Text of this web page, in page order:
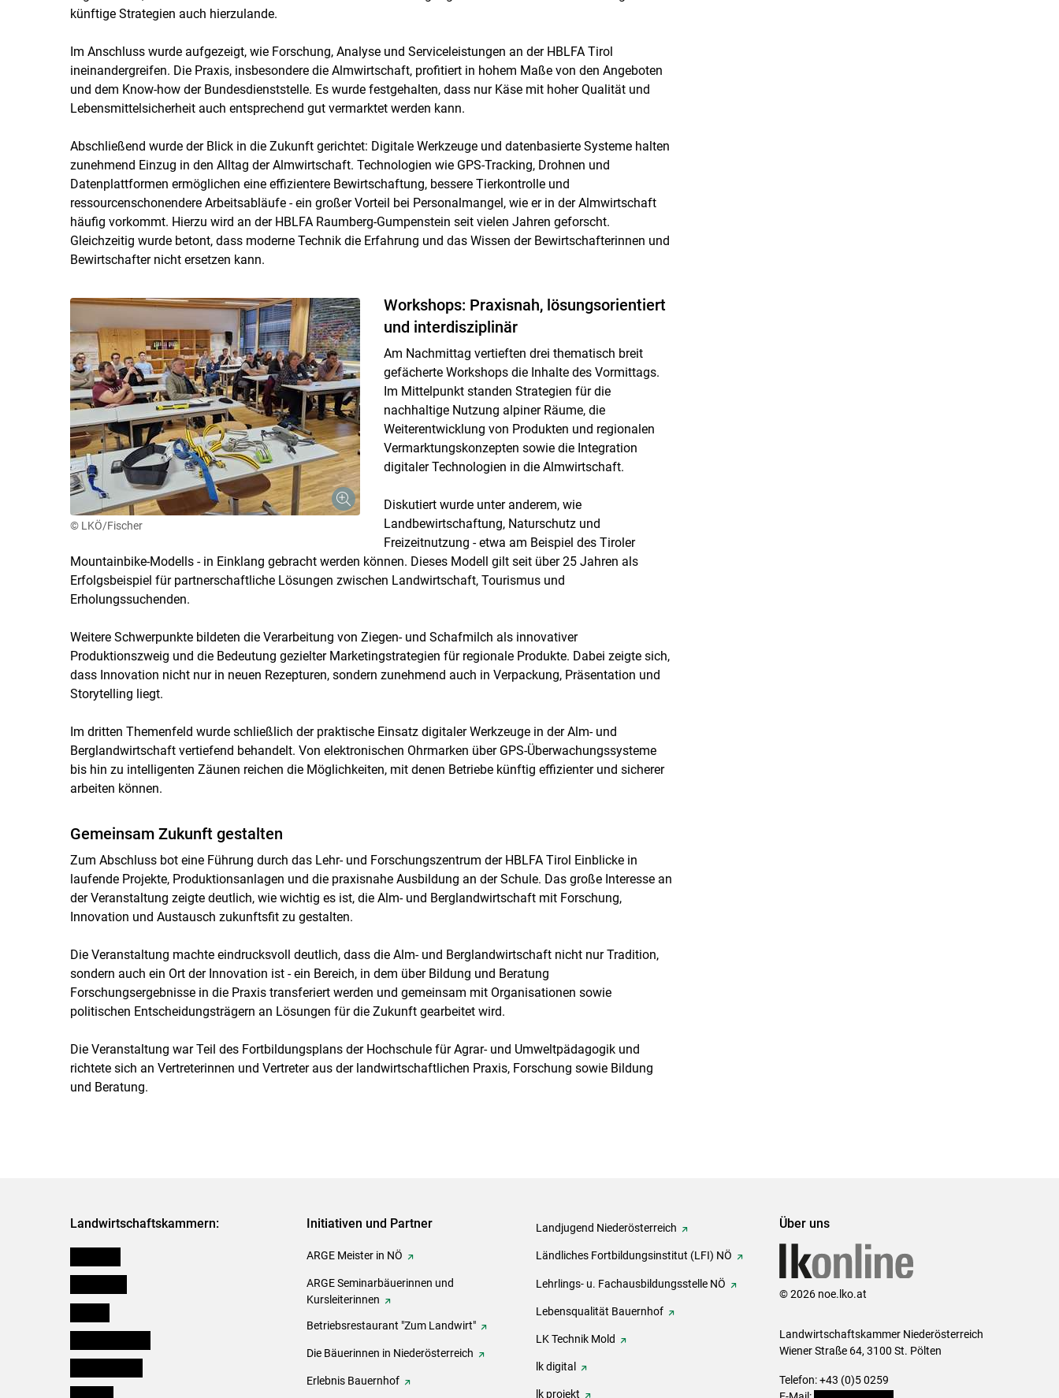
künftige Strategien auch hierzulande.
Im Anschluss wurde aufgezeigt, wie Forschung, Analyse und Serviceleistungen an der HBLFA Tirol
ineinandergreifen. Die Praxis, insbesondere die Almwirtschaft, profitiert in hohem Maße von den Angeboten
und dem Know-how der Bundesdienststelle. Es wurde festgehalten, dass nur Käse mit hoher Qualität und
Lebensmittelsicherheit auch entsprechend gut vermarktet werden kann.
Abschließend wurde der Blick in die Zukunft gerichtet: Digitale Werkzeuge und datenbasierte Systeme halten
zunehmend Einzug in den Alltag der Almwirtschaft. Technologien wie GPS-Tracking, Drohnen und
Datenplattformen ermöglichen eine effizientere Bewirtschaftung, bessere Tierkontrolle und
ressourcenschonendere Arbeitsabläufe - ein großer Vorteil bei Personalmangel, wie er in der Almwirtschaft
häufig vorkommt. Hierzu wird an der HBLFA Raumberg-Gumpenstein seit vielen Jahren geforscht.
Gleichzeitig wurde betont, dass moderne Technik die Erfahrung und das Wissen der Bewirtschafterinnen und
Bewirtschafter nicht ersetzen kann.
© LKÖ/Fischer
Workshops: Praxisnah, lösungsorientiert
und interdisziplinär
Am Nachmittag vertieften drei thematisch breit
gefächerte Workshops die Inhalte des Vormittags.
Im Mittelpunkt standen Strategien für die
nachhaltige Nutzung alpiner Räume, die
Weiterentwicklung von Produkten und regionalen
Vermarktungskonzepten sowie die Integration
digitaler Technologien in die Almwirtschaft.
Diskutiert wurde unter anderem, wie
Landbewirtschaftung, Naturschutz und
Freizeitnutzung - etwa am Beispiel des Tiroler
Mountainbike-Modells - in Einklang gebracht werden können. Dieses Modell gilt seit über 25 Jahren als
Erfolgsbeispiel für partnerschaftliche Lösungen zwischen Landwirtschaft, Tourismus und
Erholungssuchenden.
Weitere Schwerpunkte bildeten die Verarbeitung von Ziegen- und Schafmilch als innovativer
Produktionszweig und die Bedeutung gezielter Marketingstrategien für regionale Produkte. Dabei zeigte sich,
dass Innovation nicht nur in neuen Rezepturen, sondern zunehmend auch in Verpackung, Präsentation und
Storytelling liegt.
Im dritten Themenfeld wurde schließlich der praktische Einsatz digitaler Werkzeuge in der Alm- und
Berglandwirtschaft vertiefend behandelt. Von elektronischen Ohrmarken über GPS-Überwachungssysteme
bis hin zu intelligenten Zäunen reichen die Möglichkeiten, mit denen Betriebe künftig effizienter und sicherer
arbeiten können.
Gemeinsam Zukunft gestalten
Zum Abschluss bot eine Führung durch das Lehr- und Forschungszentrum der HBLFA Tirol Einblicke in
laufende Projekte, Produktionsanlagen und die praxisnahe Ausbildung an der Schule. Das große Interesse an
der Veranstaltung zeigte deutlich, wie wichtig es ist, die Alm- und Berglandwirtschaft mit Forschung,
Innovation und Austausch zukunftsfit zu gestalten.
Die Veranstaltung machte eindrucksvoll deutlich, dass die Alm- und Berglandwirtschaft nicht nur Tradition,
sondern auch ein Ort der Innovation ist - ein Bereich, in dem über Bildung und Beratung
Forschungsergebnisse in die Praxis transferiert werden und gemeinsam mit Organisationen sowie
politischen Entscheidungsträgern an Lösungen für die Zukunft gearbeitet wird.
Die Veranstaltung war Teil des Fortbildungsplans der Hochschule für Agrar- und Umweltpädagogik und
richtete sich an Vertreterinnen und Vertreter aus der landwirtschaftlichen Praxis, Forschung sowie Bildung
und Beratung.
Landwirtschaftskammern: Initiativen und Partner
ARGE Meister in NÖ
ARGE Seminarbäuerinnen und
Kursleiterinnen
Betriebsrestaurant "Zum Landwirt"
Die Bäuerinnen in Niederösterreich
Erlebnis Bauernhof
Landjugend Niederösterreich
Ländliches Fortbildungsinstitut (LFI) NÖ
Lehrlings- u. Fachausbildungsstelle NÖ
Lebensqualität Bauernhof
LK Technik Mold
lk digital
lk projekt
Über uns
© 2026 noe.lko.at
Landwirtschaftskammer Niederösterreich
Wiener Straße 64, 3100 St. Pölten
Telefon: +43 (0)5 0259